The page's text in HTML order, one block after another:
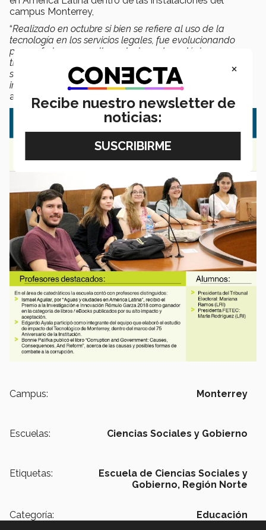
campus Monterrey,
“Realizado en octubre si bien se refiere al uso de la
tecnología en los servicios legales, fue evolucionando
para referirse a aquellas soluciones tecnológicas que
tienen la capacidad de mejorar el funcionamiento de un
sistema jurídico en su conjunto, incluyendo sus
instituciones, sus normas, y los operadores del mismo
añadió.
Campus: Monterrey
Escuelas: Ciencias Sociales y Gobierno
Etiquetas:
Escuela de Ciencias Sociales y
Gobierno, Región Norte
Categoría: Educación
×
Recibe nuestro newsletter de
noticias: